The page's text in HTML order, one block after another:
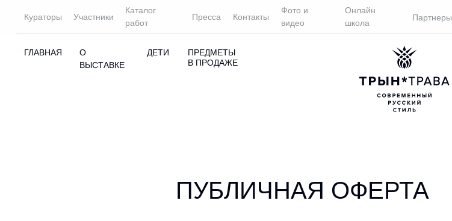
Партнеры
Кураторы Участники
Каталог
работ
Пресса Контакты
Фото и
видео
Онлайн
школа
ГЛАВНАЯ
О
ВЫСТАВКЕ
ПРЕДМЕТЫ
В ПРОДАЖЕ
ДЕТИ
ПУБЛИЧНАЯ ОФЕРТА